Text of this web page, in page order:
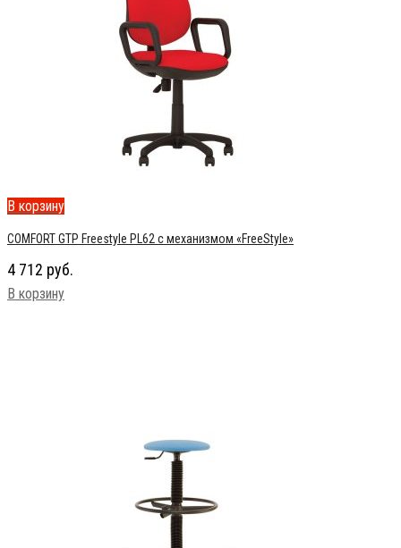
В корзину
COMFORT GTP Freestyle PL62 с механизмом «FreeStyle»
4 712 руб.
В корзину